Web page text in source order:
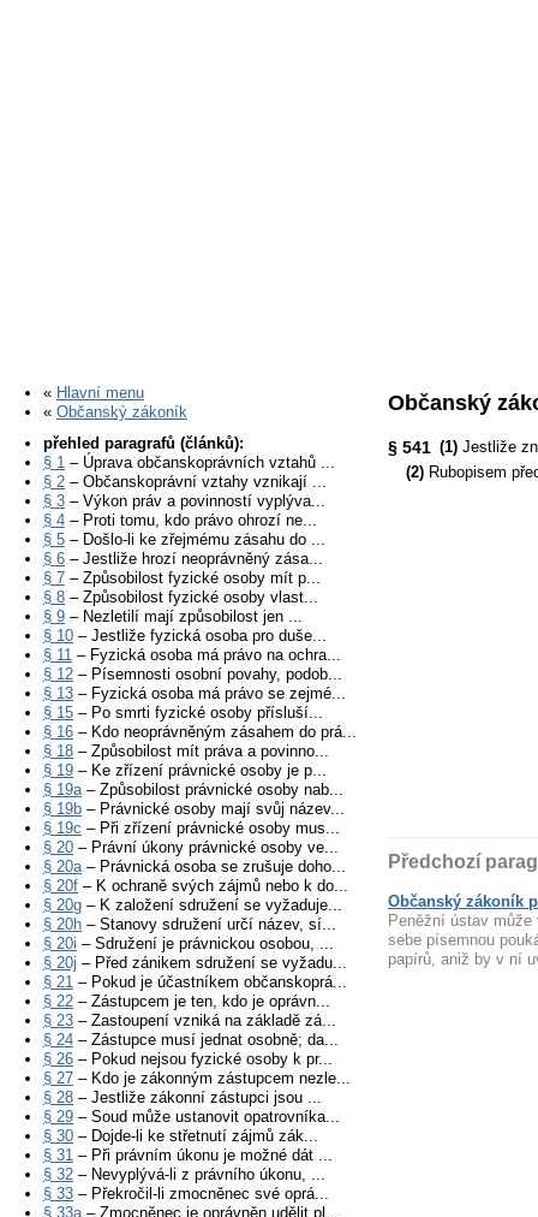
« Hlavní menu
« Občanský zákoník
přehled paragrafů (článků):
§ 1 – Úprava občanskoprávních vztahů ...
§ 2 – Občanskoprávní vztahy vznikají ...
§ 3 – Výkon práv a povinností vyplýva...
§ 4 – Proti tomu, kdo právo ohrozí ne...
§ 5 – Došlo-li ke zřejmému zásahu do ...
§ 6 – Jestliže hrozí neoprávněný zása...
§ 7 – Způsobilost fyzické osoby mít p...
§ 8 – Způsobilost fyzické osoby vlast...
§ 9 – Nezletilí mají způsobilost jen ...
§ 10 – Jestliže fyzická osoba pro duše...
§ 11 – Fyzická osoba má právo na ochra...
§ 12 – Písemnosti osobní povahy, podob...
§ 13 – Fyzická osoba má právo se zejmé...
§ 15 – Po smrti fyzické osoby přísluší...
§ 16 – Kdo neoprávněným zásahem do prá...
§ 18 – Způsobilost mít práva a povinno...
§ 19 – Ke zřízení právnické osoby je p...
§ 19a– Způsobilost právnické osoby nab...
§ 19b – Právnické osoby mají svůj název...
§ 19c – Při zřízení právnické osoby mus...
§ 20 – Právní úkony právnické osoby ve...
§ 20a– Právnická osoba se zrušuje doho...
§ 20f – K ochraně svých zájmů nebo k do...
§ 20g – K založení sdružení se vyžaduje...
§ 20h – Stanovy sdružení určí název, sí...
§ 20i – Sdružení je právnickou osobou, ...
§ 20j – Před zánikem sdružení se vyžadu...
§ 21 – Pokud je účastníkem občanskoprá...
§ 22 – Zástupcem je ten, kdo je oprávn...
§ 23 – Zastoupení vzniká na základě zá...
§ 24 – Zástupce musí jednat osobně; da...
§ 26 – Pokud nejsou fyzické osoby k pr...
§ 27 – Kdo je zákonným zástupcem nezle...
§ 28 – Jestliže zákonní zástupci jsou ...
§ 29 – Soud může ustanovit opatrovníka...
§ 30 – Dojde-li ke střetnutí zájmů zák...
§ 31 – Při právním úkonu je možné dát ...
§ 32 – Nevyplývá-li z právního úkonu, ...
§ 33 – Překročil-li zmocněnec své oprá...
§ 33a– Zmocněnec je oprávněn udělit pl...
Občanský
§ 541 (1) Jestliže
(2)Rubopisem
Předchozí
Občanský zákoník
Peněžní ústav
sebe písemnou
papírů, aniž by v ní